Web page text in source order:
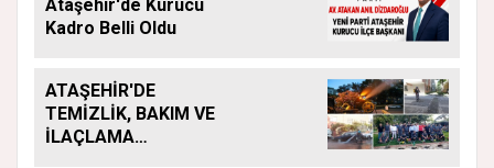
Ataşehir'de Kurucu
Kadro Belli Oldu
ATAŞEHİR'DE
TEMİZLİK, BAKIM VE
İLAÇLAMA